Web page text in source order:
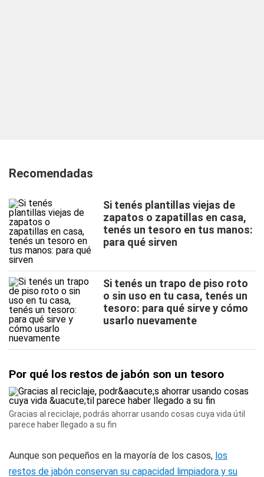
Recomendadas
Si tenés plantillas viejas de
zapatos o zapatillas en casa,
tenés un tesoro en tus manos:
para qué sirven
Si tenés un trapo de piso roto
o sin uso en tu casa, tenés un
tesoro: para qué sirve y cómo
usarlo nuevamente
Por qué los restos de jabón son un tesoro
Gracias al reciclaje, podrás ahorrar usando cosas cuya vida útil
parece haber llegado a su fin
Aunque son pequeños en la mayoría de los casos, los
restos de jabón conservan su capacidad limpiadora y su